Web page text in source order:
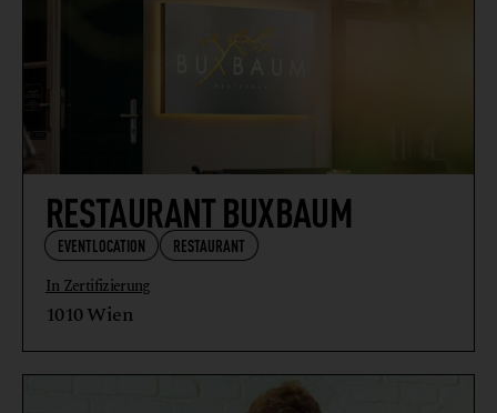
RESTAURANT BUXBAUM
EVENTLOCATION RESTAURANT
In Zertifizierung
1010 Wien